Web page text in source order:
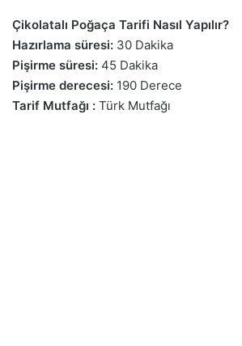
Çikolatalı Poğaça Tarifi Nasıl Yapılır?
Hazırlama süresi: 30 Dakika
Pişirme süresi: 45 Dakika
Pişirme derecesi: 190 Derece
Tarif Mutfağı : Türk Mutfağı